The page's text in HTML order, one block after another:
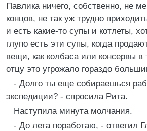
Павлика ничего, собственно, не
концов, не так уж трудно
и есть какие-то супы и котлеты,
глупо есть эти супы, когда
вещи, как колбаса или консервы в
отцу это угрожало гораздо
- Долго ты еще собираешься
экспедиции? - спросила Рита.
Наступила минута молчания.
- До лета поработаю, - ответил